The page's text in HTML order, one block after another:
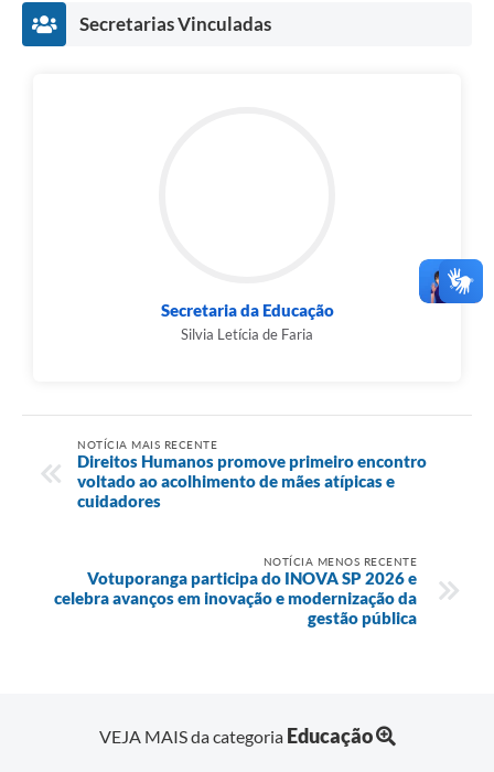
Secretarias Vinculadas
Secretaria da Educação
Silvia Letícia de Faria
NOTÍCIA MAIS RECENTE
Direitos Humanos promove primeiro encontro
voltado ao acolhimento de mães atípicas e
cuidadores
NOTÍCIA MENOS RECENTE
Votuporanga participa do INOVA SP 2026 e
celebra avanços em inovação e modernização da
gestão pública
VEJA MAIS da categoria Educação